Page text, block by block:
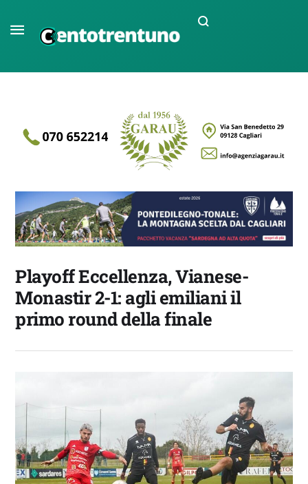
Playoff Eccellenza, Vianese-
Monastir 2-1: agli emiliani il
primo round della finale